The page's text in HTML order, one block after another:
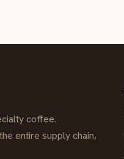
coffee.
entire supply chain,